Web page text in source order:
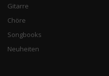
Gitarre
Chöre
Songbooks
Neuheiten